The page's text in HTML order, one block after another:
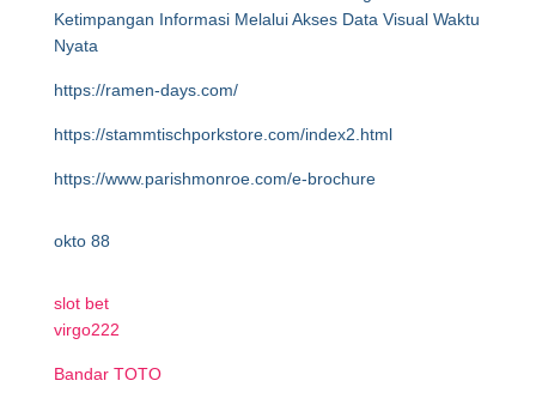
Ketimpangan Informasi Melalui Akses Data Visual Waktu
Nyata
https://ramen-days.com/
https://stammtischporkstore.com/index2.html
https://www.parishmonroe.com/e-brochure
okto 88
slot bet
virgo222
Bandar TOTO